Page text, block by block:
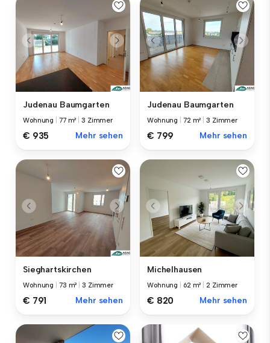
Judenau Baumgarten
Wohnung 77 m² |3 Zimmer
€ 935 Mehr sehen
Judenau Baumgarten
Wohnung 72 m² |3 Zimmer
€ 799 Mehr sehen
Sieghartskirchen
Wohnung 73 m² |3 Zimmer
€ 791 Mehr sehen
Michelhausen
Wohnung 62 m² |2 Zimmer
€ 820 Mehr sehen